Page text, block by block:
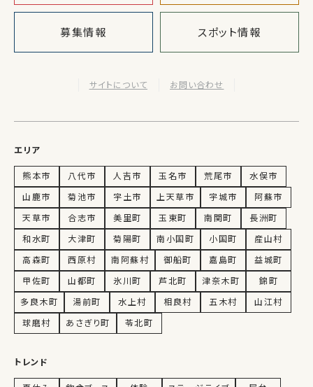
募集情報 スポット情報
サイトについて お問い合わせ
エリア
熊本市 八代市 人吉市 玉名市 荒尾市
水俣市
山鹿市
菊池市 宇土市 上天草市 宇城市
阿蘇市
天草市
合志市 美里町 玉東町 南関町
長洲町
和水町
大津町 菊陽町 南小国町 小国町
産山村
高森町
西原村 南阿蘇村 御船町 嘉島町
益城町
甲佐町
山都町 氷川町 芦北町 津奈木町
錦町
多良木町
湯前町 水上村 相良村 五木村
山江村
球磨村
あさぎり町 苓北町
トレンド